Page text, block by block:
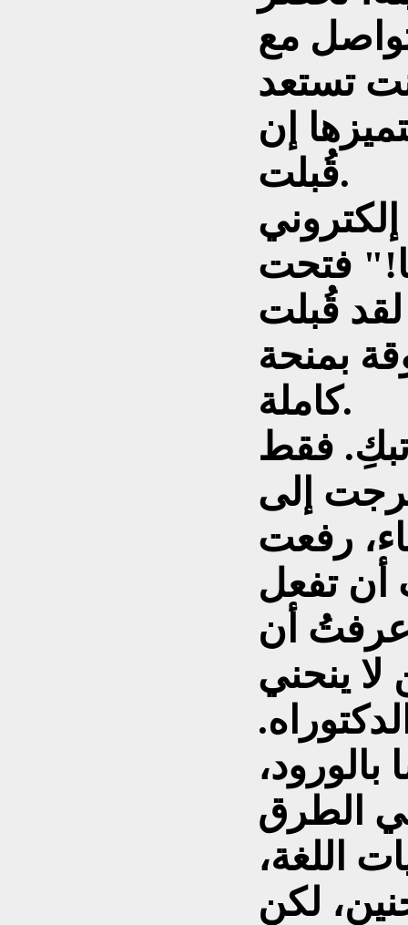
مع
تستعد
إن
قُبلت.
فتحت
قُبلت
بمنحة
كاملة.
فقط
إلى
رفعت
أن تفعل
أن
الطرق
اللغة،
لكن